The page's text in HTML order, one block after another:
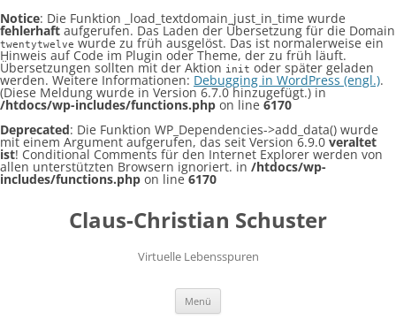
Notice: Die Funktion _load_textdomain_just_in_time wurde
fehlerhaft aufgerufen. Das Laden der Übersetzung für die Domain
twentytwelve wurde zu früh ausgelöst. Das ist normalerweise ein
Hinweis auf Code im Plugin oder Theme, der zu früh läuft.
Übersetzungen sollten mit der Aktion init oder später geladen
werden. Weitere Informationen: Debugging in WordPress (engl.).
(Diese Meldung wurde in Version 6.7.0 hinzugefügt.) in
/htdocs/wp-includes/functions.php on line 6170
Deprecated: Die Funktion WP_Dependencies->add_data() wurde
mit einem Argument aufgerufen, das seit Version 6.9.0 veraltet
ist! Conditional Comments für den Internet Explorer werden von
allen unterstützten Browsern ignoriert. in /htdocs/wp-
includes/functions.php on line6170
Claus-Christian Schuster
Virtuelle Lebensspuren
Menü